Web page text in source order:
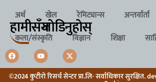
अर्थ
खेल रेमिट्यान्स अन्तर्वार्ता
कला/संस्कृति
विज्ञान शिक्षा
हामीसँगजाेडिनुहाेस्
©2024 कुटीरो रिसर्च सेन्टर प्रा.लि- सर्वाधिकार